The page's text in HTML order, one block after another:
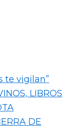
te vigilan”
LIBROS
DE